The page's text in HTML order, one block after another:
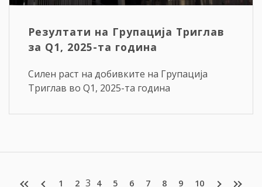
Резултати на Групација Триглав
за Q1, 2025-та година
Силен раст на добивките на Групација
Триглав во Q1, 2025-та година
1 2 3 4 5 6 7 8 9 10